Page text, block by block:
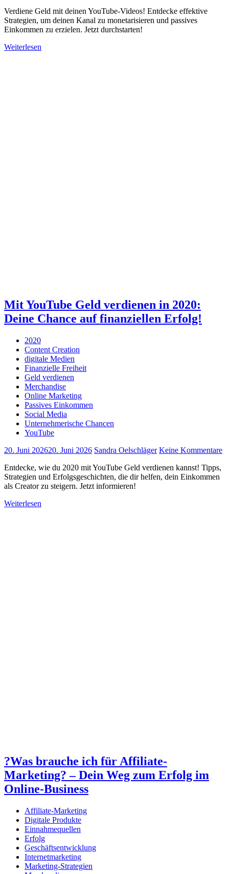
Verdiene Geld mit deinen YouTube-Videos! Entdecke effektive
Strategien, um deinen Kanal zu monetarisieren und passives
Einkommen zu erzielen. Jetzt durchstarten!
Weiterlesen
Mit YouTube Geld verdienen in 2020:
Deine Chance auf finanziellen Erfolg!
2020
Content Creation
digitale Medien
Finanzielle Freiheit
Geld verdienen
Merchandise
Online Marketing
Passives Einkommen
Social Media
Unternehmerische Chancen
YouTube
20. Juni 202620. Juni 2026 Sandra Oelschläger Keine Kommentare
Entdecke, wie du 2020 mit YouTube Geld verdienen kannst! Tipps,
Strategien und Erfolgsgeschichten, die dir helfen, dein Einkommen
als Creator zu steigern. Jetzt informieren!
Weiterlesen
?Was brauche ich für Affiliate-
Marketing? – Dein Weg zum Erfolg im
Online-Business
Affiliate-Marketing
Digitale Produkte
Einnahmequellen
Erfolg
Geschäftsentwicklung
Internetmarketing
Marketing-Strategien